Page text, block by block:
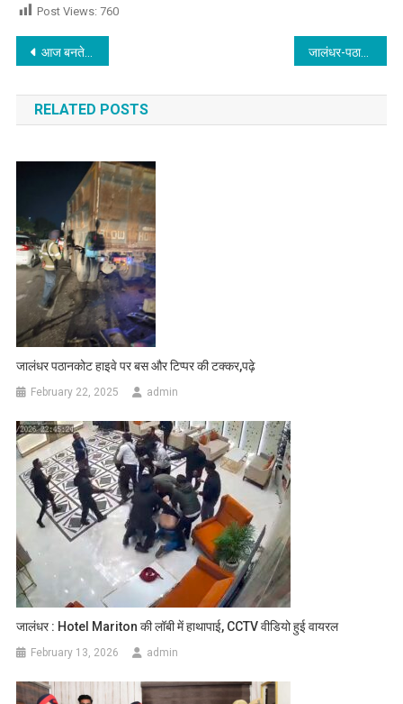
Post Views: 760
Post navigation
आज बनते कामों में विघ्न बाधाएं आयेंगे,किसी से तर्क वितर्क न करें,जाने आज का राशिफल, पढ़े जालंधर-पठानकोट नेशनल हाइवे पर बस ड्राइवर की आंख लगने से हुआ हादसा,पढ़े
RELATED POSTS
जालंधर पठानकोट हाइवे पर बस और टिप्पर की टक्कर,पढ़े
February 22, 2025 admin
जालंधर : Hotel Mariton की लॉबी में हाथापाई, CCTV वीडियो हुई वायरल
February 13, 2026 admin